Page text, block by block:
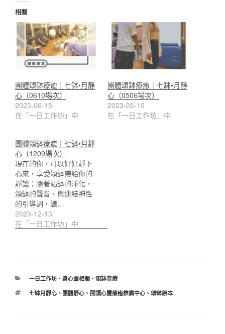
相關
團體頌缽療癒｜七缽•月靜
心（0610場次）
2023-06-15
在「一日工作坊」中
團體頌缽療癒｜七缽•月靜
心（0506場次）
2023-05-10
在「一日工作坊」中
團體頌缽療癒｜七缽•月靜
心（1209場次）
現在的你，可以好好靜下
心來，享受頌缽帶給你的
靜謐；隨著站缽的淨化，
頌缽的聲音，與連結神性
的引導詞，譜…
2023-12-13
在「一日工作坊」中
分
一日工作坊、 身心靈相關 、 頌缽音療
標
七缽月靜心、 團體靜心、 閱讀心靈療癒推廣中心、 頌缽原本